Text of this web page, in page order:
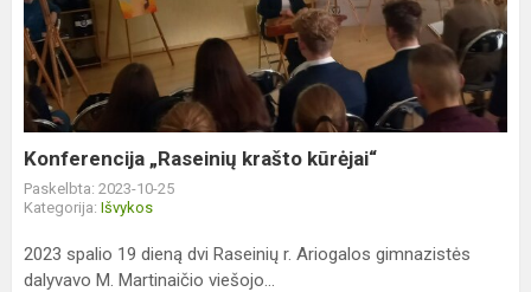
krašto
kūrėjai“
Konferencija „Raseinių krašto kūrėjai“
Paskelbta: 2023-10-25
Kategorija: Išvykos
2023 spalio 19 dieną dvi Raseinių r. Ariogalos gimnazistės
dalyvavo M. Martinaičio viešojo...